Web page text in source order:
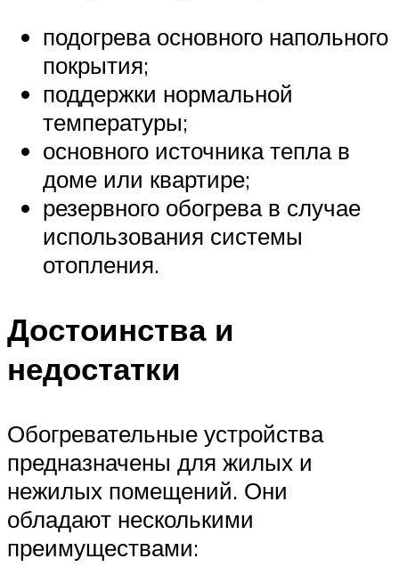
подогрева основного напольного
покрытия;
поддержки нормальной
температуры;
основного источника тепла в
доме или квартире;
резервного обогрева в случае
использования системы
отопления.
Достоинства и
недостатки
Обогревательные устройства
предназначены для жилых и
нежилых помещений. Они
обладают несколькими
преимуществами: